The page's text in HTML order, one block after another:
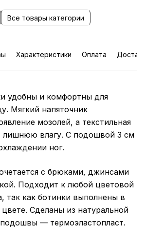
Все товары категории
Характеристики Оплата
удобны и комфортны для
Мягкий напяточник
мозолей, а текстильная
лишнюю влагу. С подошвой 3 см
ног.
с брюками, джинсами
Подходит к любой цветовой
так как ботинки выполнены в
Сделаны из натуральной
— термоэластопласт.